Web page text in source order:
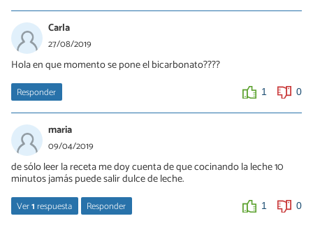
Carla
27/08/2019
Hola en que momento se pone el bicarbonato????
Responder 1 0
maria
09/04/2019
de sólo leer la receta me doy cuenta de que cocinando la leche 10
minutos jamás puede salir dulce de leche.
Ver1respuesta Responder 1 0